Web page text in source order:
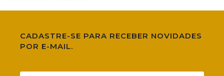
CADASTRE-SE PARA RECEBER NOVIDADES
POR E-MAIL.